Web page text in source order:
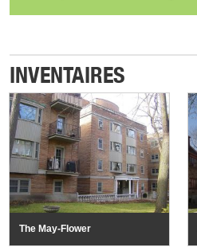
INVENTAIRES
The May-Flower